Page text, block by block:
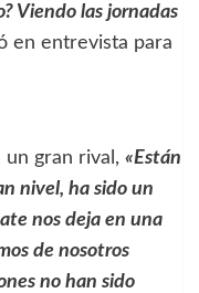
Viendo las jornadas
en entrevista para
un gran rival, «Están
nivel, ha sido un
nos deja en una
de nosotros
no han sido